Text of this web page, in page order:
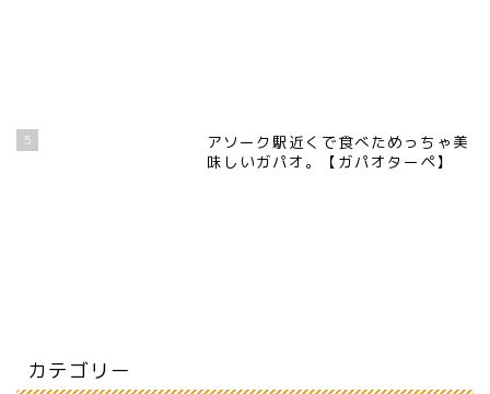
5
アソーク駅近くで食べためっちゃ美
味しいガパオ。【ガパオターペ】
カテゴリー